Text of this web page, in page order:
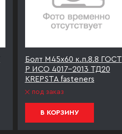
Болт М45х60 к.п.8.8 ГОСТ
Р ИСО 4017-2013 ТД20
KREPSTA fasteners
под заказ
В КОРЗИНУ